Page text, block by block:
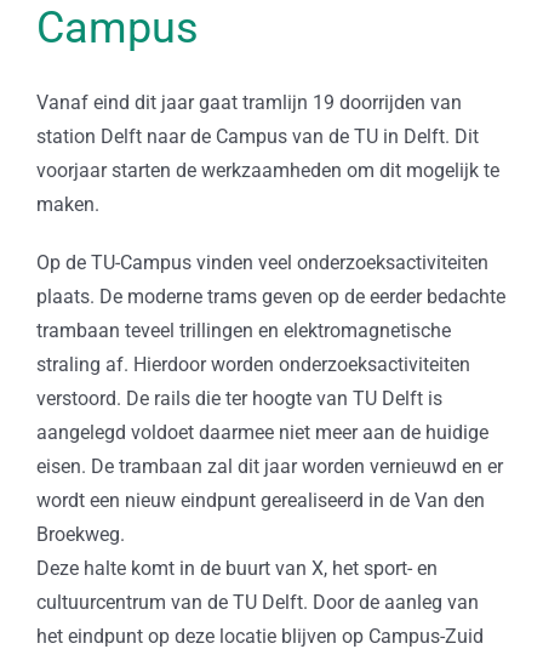
Campus
Vanaf eind dit jaar gaat tramlijn 19 doorrijden van
station Delft naar de Campus van de TU in Delft. Dit
voorjaar starten de werkzaamheden om dit mogelijk te
maken.
Op de TU-Campus vinden veel onderzoeksactiviteiten
plaats. De moderne trams geven op de eerder bedachte
trambaan teveel trillingen en elektromagnetische
straling af. Hierdoor worden onderzoeksactiviteiten
verstoord. De rails die ter hoogte van TU Delft is
aangelegd voldoet daarmee niet meer aan de huidige
eisen. De trambaan zal dit jaar worden vernieuwd en er
wordt een nieuw eindpunt gerealiseerd in de Van den
Broekweg.
Deze halte komt in de buurt van X, het sport- en
cultuurcentrum van de TU Delft. Door de aanleg van
het eindpunt op deze locatie blijven op Campus-Zuid